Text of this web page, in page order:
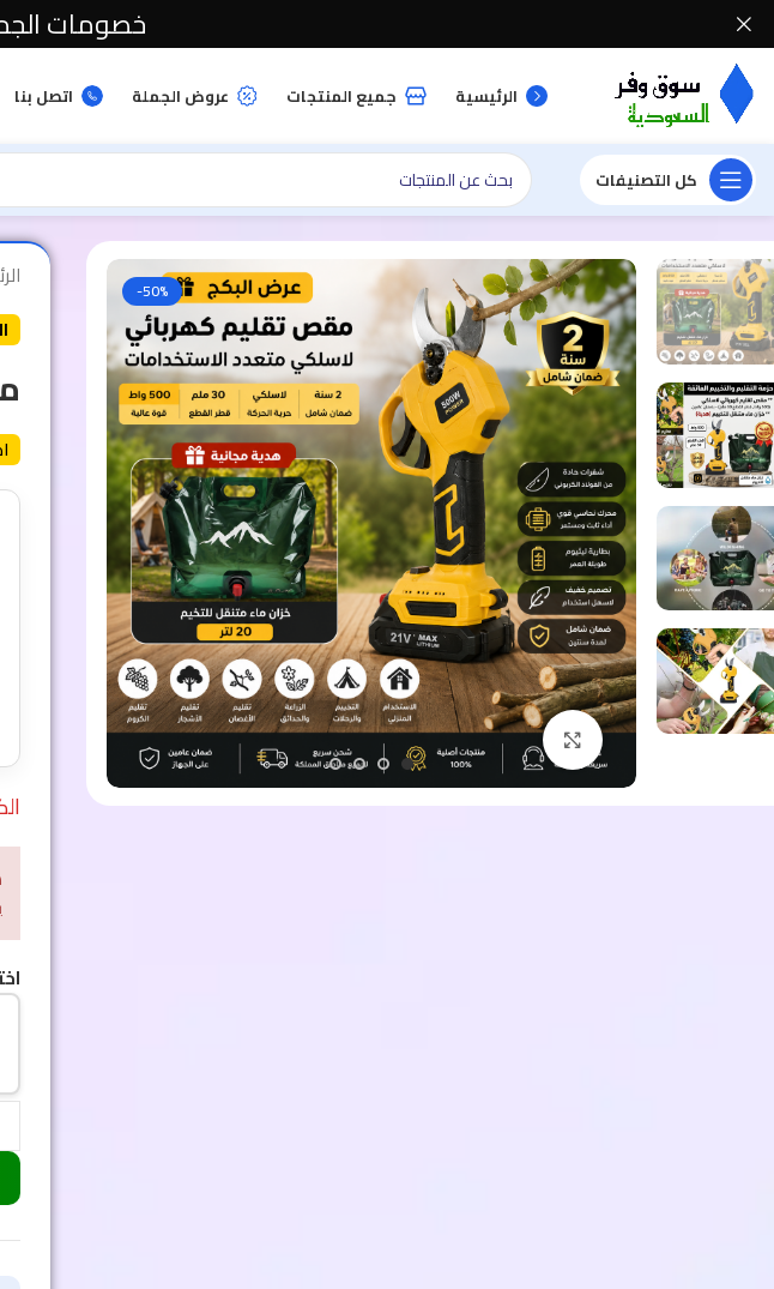
الرئيسية جميع المنتجات عروض الجملة اتصل بنا
كل التصنيفات
-50%
اضغط للتكبير
خصومات